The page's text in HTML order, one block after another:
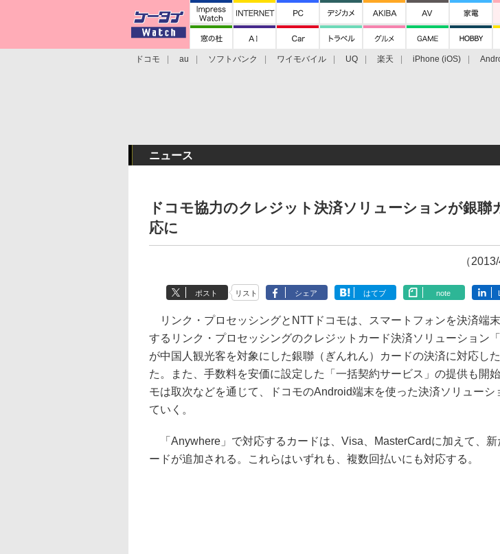
ドコモ au ソフトバンク ワイモバイル UQ 楽天 iPhone (iOS)
ニュース
ドコモ協力のクレジット決済ソリューションが銀聯
応に
（
ポスト リスト シェア はてブ note
リンク・プロセッシングとNTTドコモは、スマートフォンを決済端
するリンク・プロセッシングのクレジットカード決済ソリューション「
が中国人観光客を対象にした銀聯（ぎんれん）カードの決済に対応し
た。また、手数料を安価に設定した「一括契約サービス」の提供も開
モは取次などを通じて、ドコモのAndroid端末を使った決済ソリューシ
ていく。
「Anywhere」で対応するカードは、Visa、MasterCardに加えて、新
ードが追加される。これらはいずれも、複数回払いにも対応する。